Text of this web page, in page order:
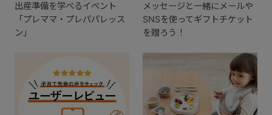
出産準備を学べるイベント
「プレママ・プレパパレッス
ン」
メッセージと一緒にメールや
SNSを使ってギフトチケット
を贈ろう！